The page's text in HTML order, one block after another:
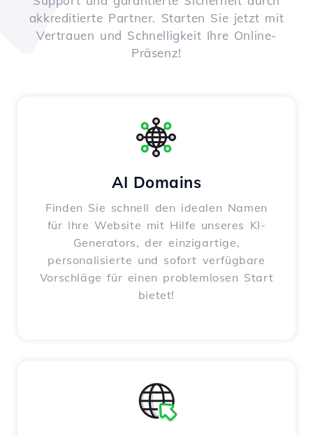
akkreditierte Partner. Starten Sie jetzt mit
Vertrauen und Schnelligkeit Ihre Online-
Präsenz!
AI Domains
Finden Sie schnell den idealen Namen
für Ihre Website mit Hilfe unseres KI-
Generators, der einzigartige,
personalisierte und sofort verfügbare
Vorschläge für einen problemlosen Start
bietet!